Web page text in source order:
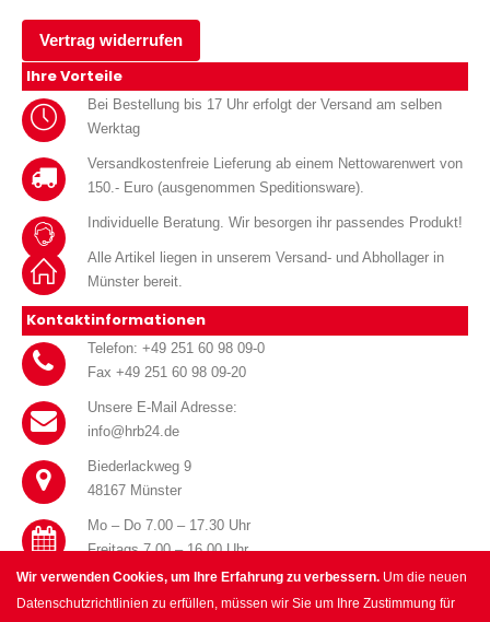
Wir verwenden Cookies, um Ihre Erfahrung zu verbessern. Um die neuen
Datenschutzrichtlinien zu erfüllen, müssen wir Sie um Ihre Zustimmung für
Vertrag widerrufen
Ihre Vorteile
Bei Bestellung bis 17 Uhr erfolgt der Versand am selben
Werktag
Versandkostenfreie Lieferung ab einem Nettowarenwert von
150.- Euro (ausgenommen Speditionsware).
Individuelle Beratung. Wir besorgen ihr passendes Produkt!
Alle Artikel liegen in unserem Versand- und Abhollager in
Münster bereit.
Kontaktinformationen
Telefon: +49 251 60 98 09-0
Fax +49 251 60 98 09-20
Unsere E-Mail Adresse:
info@hrb24.de
Biederlackweg 9
48167 Münster
Mo – Do 7.00 – 17.30 Uhr
Freitags 7.00 – 16.00 Uhr